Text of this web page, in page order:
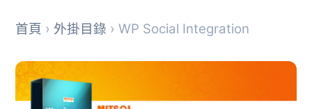
首頁 › 外掛目錄 › WP Social Integration